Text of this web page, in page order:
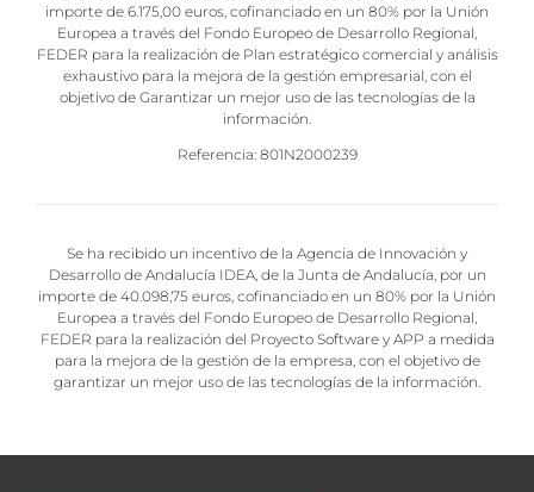
importe de 6.175,00 euros, cofinanciado en un 80% por la Unión
Europea a través del Fondo Europeo de Desarrollo Regional,
FEDER para la realización de Plan estratégico comercial y análisis
exhaustivo para la mejora de la gestión empresarial, con el
objetivo de Garantizar un mejor uso de las tecnologías de la
información.
Referencia: 801N2000239
Se ha recibido un incentivo de la Agencia de Innovación y
Desarrollo de Andalucía IDEA, de la Junta de Andalucía, por un
importe de 40.098,75 euros, cofinanciado en un 80% por la Unión
Europea a través del Fondo Europeo de Desarrollo Regional,
FEDER para la realización del Proyecto Software y APP a medida
para la mejora de la gestión de la empresa, con el objetivo de
garantizar un mejor uso de las tecnologías de la información.